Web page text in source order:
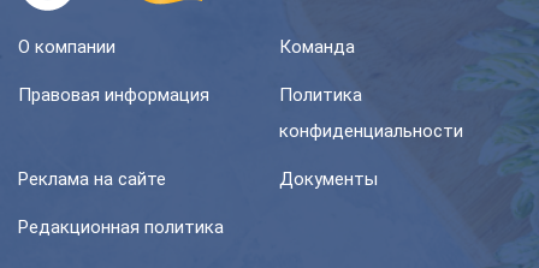
О компании Команда
Правовая информация
Политика
конфиденциальности
Реклама на сайте Документы
Редакционная политика